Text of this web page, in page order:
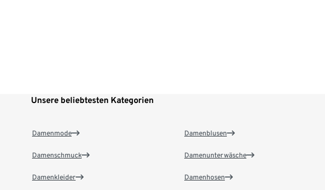
Unsere beliebtesten Kategorien
Damenmode
Damenschmuck
Damenkleider
Damenblusen
Damenunterwäsche
Damenhosen